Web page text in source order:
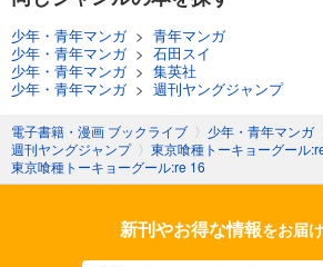
少年・青年マンガ> 青年マンガ
少年・青年マンガ> 石田スイ
少年・青年マンガ> 集英社
少年・青年マンガ> 週刊ヤングジャンプ
電子書籍・漫画 ブックライブ 〉 少年・青年マンガ
週刊ヤングジャンプ 〉 東京喰種トーキョーグール
東京喰種トーキョーグール:re 16
新刊やお得な情報をお届